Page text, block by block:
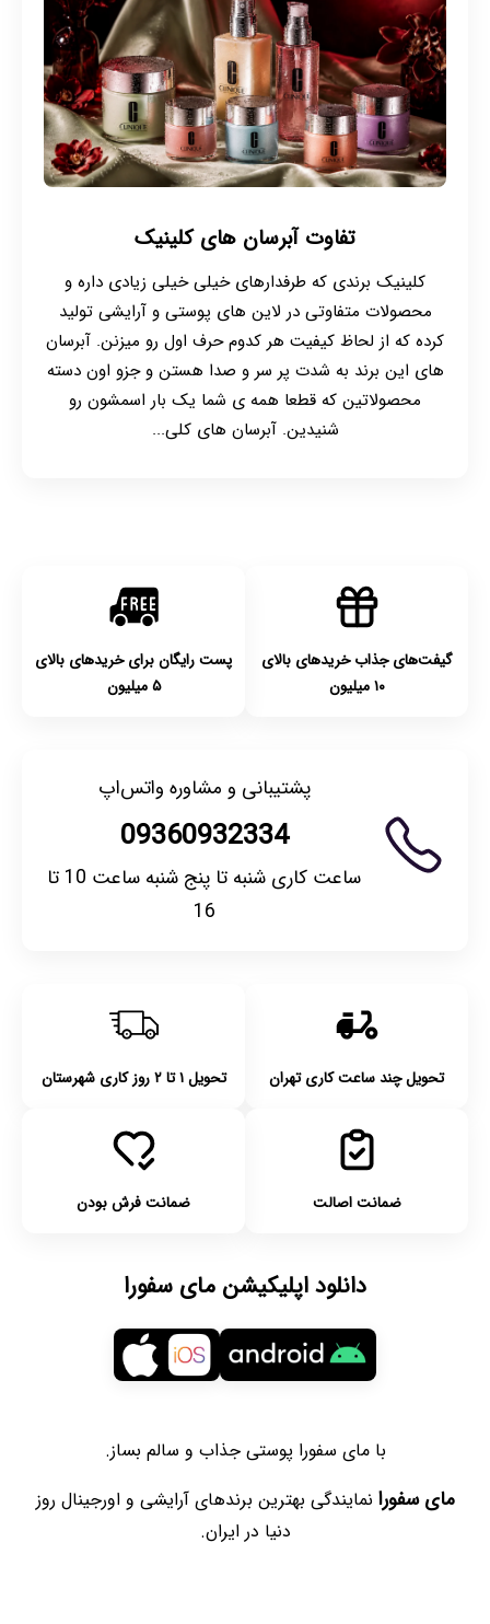
تفاوت آبرسان های کلینیک
کلینیک برندی که طرفدارهای خیلی خیلی زیادی داره و
محصولات متفاوتی در لاین های پوستی و آرایشی تولید
کرده که از لحاظ کیفیت هر کدوم حرف اول رو میزنن. آبرسان
های این برند به شدت پر سر و صدا هستن و جزو اون دسته
محصولاتین که قطعا همه ی شما یک بار اسمشون رو
شنیدین. آبرسان های کلی...
گیفت‌های جذاب خریدهای بالای
۱۰ میلیون
پست رایگان برای خریدهای بالای
۵ میلیون
پشتیبانی و مشاوره واتس‌اپ
09360932334
ساعت کاری شنبه تا پنج شنبه ساعت 10 تا
16
تحویل چند ساعت کاری تهران تحویل ۱ تا ۲ روز کاری شهرستان
ضمانت اصالت ضمانت فرش بودن
دانلود اپلیکیشن مای سفورا
با مای سفورا پوستی جذاب و سالم بساز.
مای سفورا نمایندگی بهترین برندهای آرایشی و اورجینال روز
دنیا در ایران.